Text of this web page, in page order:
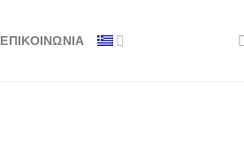
ΕΠΙΚΟΙΝΩΝΊΑ